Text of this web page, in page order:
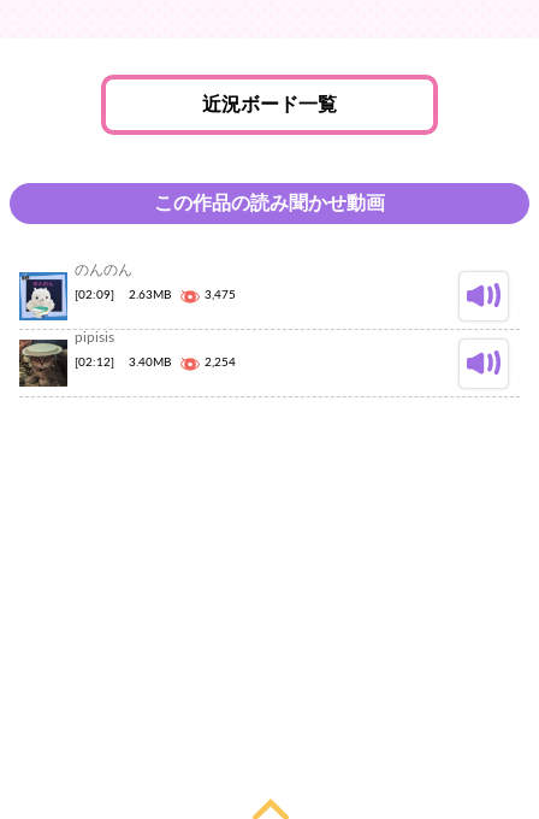
近況ボード一覧
この作品の読み聞かせ動画
のんのん
[02:09] 2.63MB 3,475
pipisis
[02:12] 3.40MB 2,254